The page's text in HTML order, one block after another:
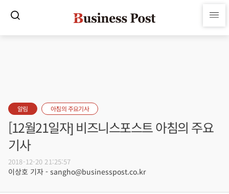
알림 아침의 주요기사
[12월21일자] 비즈니스포스트 아침의 주요
기사
2018-12-20 21:25:57
이상호 기자 - sangho@businesspost.co.kr